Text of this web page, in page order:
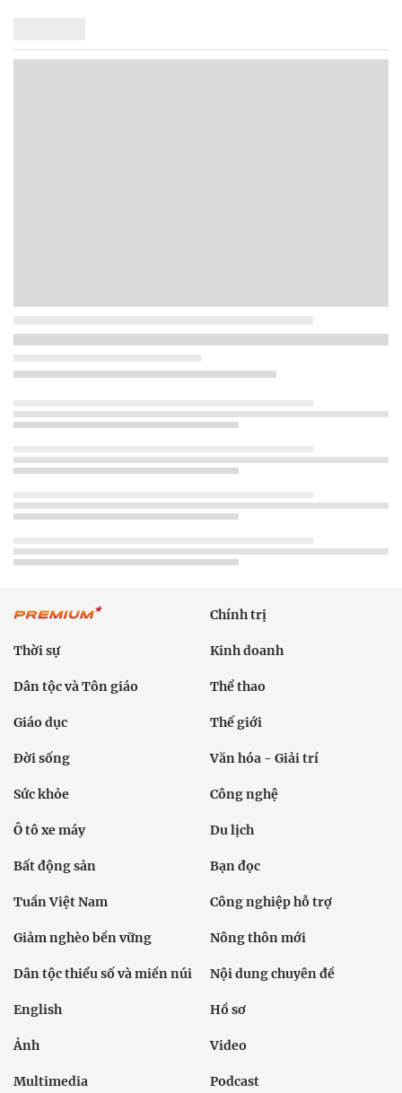
Chính trị
Thời sự Kinh doanh
Dân tộc và Tôn giáo Thể thao
Giáo dục Thế giới
Đời sống Văn hóa - Giải trí
Sức khỏe Công nghệ
Ô tô xe máy Du lịch
Bất động sản Bạn đọc
Tuần Việt Nam Công nghiệp hỗ trợ
Giảm nghèo bền vững Nông thôn mới
Dân tộc thiểu số và miền núi Nội dung chuyên đề
English Hồ sơ
Ảnh Video
Multimedia Podcast